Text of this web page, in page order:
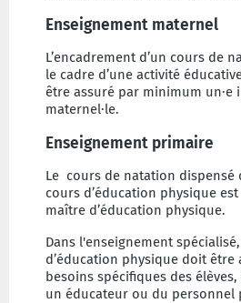
Enseignement maternel
L’encadrement d’un cours de
le cadre d’une activité
être assuré par minimum un·e
maternel·le.
Enseignement primaire
Le cours de natation dispensé
cours d’éducation physique
maître d’éducation physique.
Dans l'enseignement
d’éducation physique doit être
besoins spécifiques des
un éducateur ou du personnel